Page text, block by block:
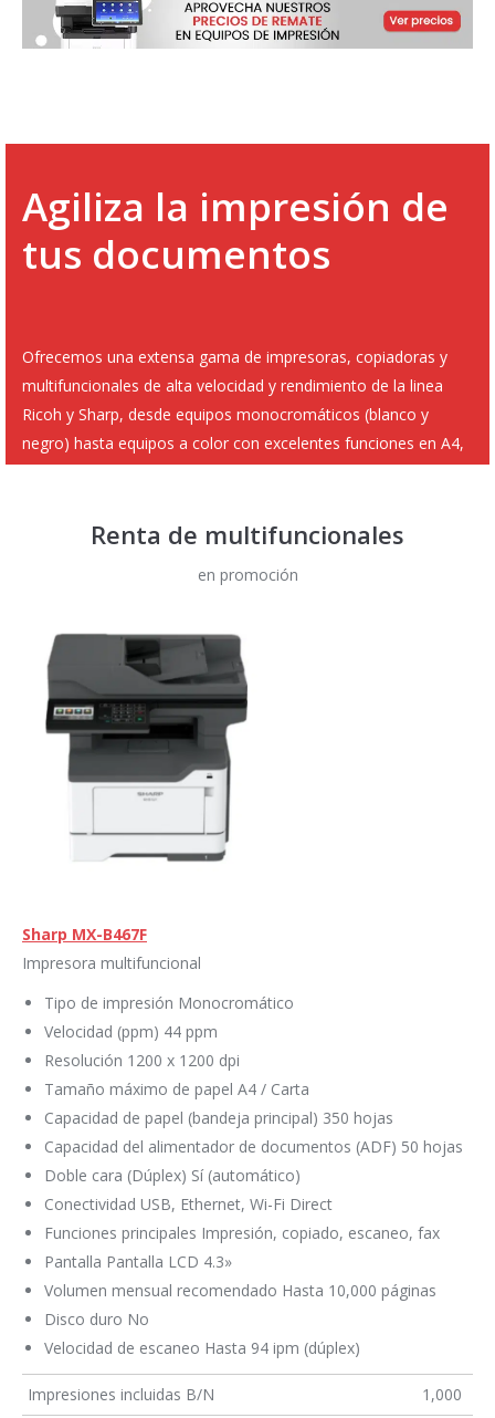
Agiliza la impresión de
tus documentos
Ofrecemos una extensa gama de impresoras, copiadoras y
multifuncionales de alta velocidad y rendimiento de la linea
Ricoh y Sharp, desde equipos monocromáticos (blanco y
negro) hasta equipos a color con excelentes funciones en A4,
Renta de multifuncionales
en promoción
Sharp MX-B467F
Impresora multifuncional
Tipo de impresión Monocromático
Velocidad (ppm) 44 ppm
Resolución 1200 x 1200 dpi
Tamaño máximo de papel A4 / Carta
Capacidad de papel (bandeja principal) 350 hojas
Capacidad del alimentador de documentos (ADF) 50 hojas
Doble cara (Dúplex) Sí (automático)
Conectividad USB, Ethernet, Wi-Fi Direct
Funciones principales Impresión, copiado, escaneo, fax
Pantalla Pantalla LCD 4.3»
Volumen mensual recomendado Hasta 10,000 páginas
Disco duro No
Velocidad de escaneo Hasta 94 ipm (dúplex)
Impresiones incluidas B/N 1,000